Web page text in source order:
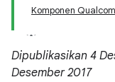
Komponen
Dipublikasikan 4
Desember 2017